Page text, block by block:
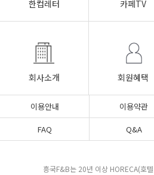
한컵레터 카페TV
회사소개 회원혜택
이용안내 이용약관
FAQ
Q&A
흥국F&B는 20년 이상 HORECA(호